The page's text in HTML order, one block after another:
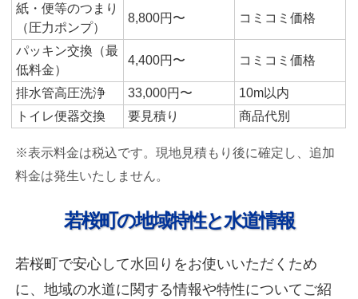
紙・便等のつまり
（圧力ポンプ）
8,800円〜 コミコミ価格
パッキン交換（最
低料金）
4,400円〜 コミコミ価格
排水管高圧洗浄 33,000円〜
10m以内
トイレ便器交換
要見積り 商品代別
※表示料金は税込です。現地見積もり後に確定し、追加
料金は発生いたしません。
若桜町の地域特性と水道情報
若桜町で安心して水回りをお使いいただくため
に、地域の水道に関する情報や特性についてご紹